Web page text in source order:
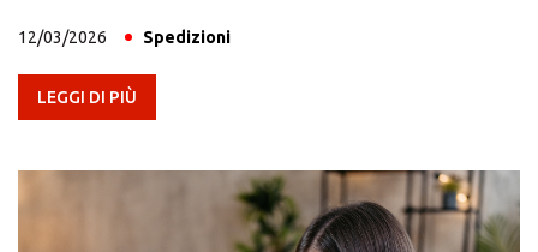
12/03/2026 Spedizioni
LEGGI DI PIÙ
Seleziona un paese